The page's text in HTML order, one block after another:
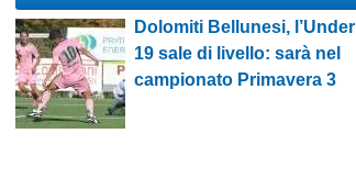
Dolomiti Bellunesi, l’Under
19 sale di livello: sarà nel
campionato Primavera 3